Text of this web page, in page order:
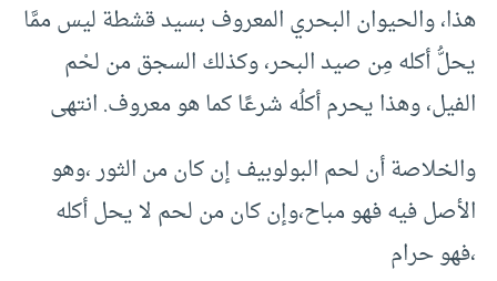
هذا، والحيوان البحري المعروف بسيد قشطة ليس ممَّا
يحلُّ أكله مِن صيد البحر، وكذلك السجق من لحْم
الفيل، وهذا يحرم أكلُه شرعًا كما هو معروف. انتهى
والخلاصة أن لحم البولوبيف إن كان من الثور ،وهو
الأصل فيه فهو مباح،وإن كان من لحم لا يحل أكله
،فهو حرام